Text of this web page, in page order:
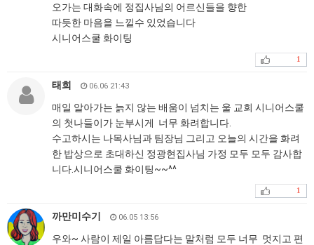
오가는 대화속에 정집사님의 어르신들을 향한
따듯한 마음을 느낄수 있었습니다
시니어스쿨 화이팅
1
태희 06.06 21:43
매일 알아가는 늙지 않는 배움이 넘치는 울 교회 시니어스쿨
의 첫나들이가 눈부시게 너무 화려합니다.
수고하시는 나목사님과 팀장님 그리고 오늘의 시간을 화려
한 밥상으로 초대하신 정광현집사님 가정 모두 모두 감사합
니다.시니어스쿨 화이팅~~^^
1
까만미수기 06.05 13:56
우와~ 사람이 제일 아름답다는 말처럼 모두 너무 멋지고 편